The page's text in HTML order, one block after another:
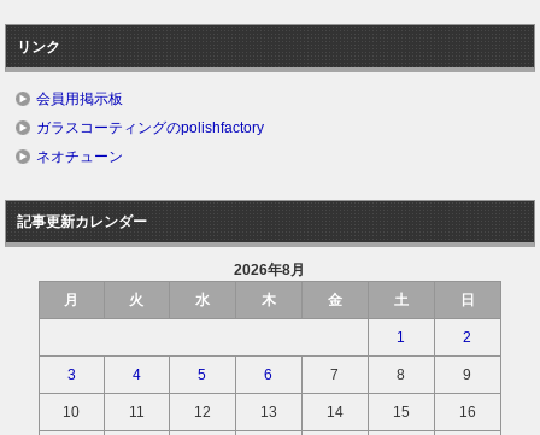
リンク
会員用掲示板
ガラスコーティングのpolishfactory
ネオチューン
記事更新カレンダー
2026年8月
月
火 水 木 金 土 日
1 2
3 4 5 6 7 8 9
10 11 12 13 14 15 16